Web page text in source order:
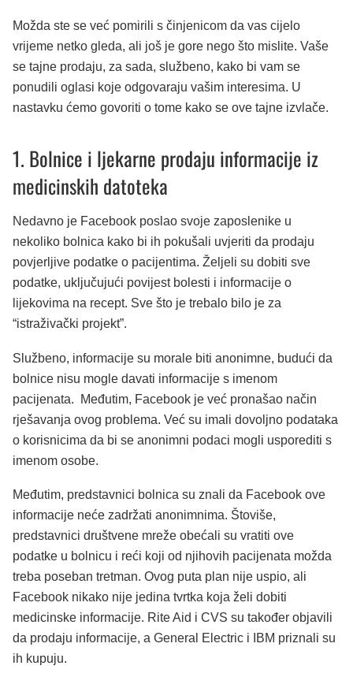
Možda ste se već pomirili s činjenicom da vas cijelo
vrijeme netko gleda, ali još je gore nego što mislite. Vaše
se tajne prodaju, za sada, službeno, kako bi vam se
ponudili oglasi koje odgovaraju vašim interesima. U
nastavku ćemo govoriti o tome kako se ove tajne izvlače.
1. Bolnice i ljekarne prodaju informacije iz
medicinskih datoteka
Nedavno je Facebook poslao svoje zaposlenike u
nekoliko bolnica kako bi ih pokušali uvjeriti da prodaju
povjerljive podatke o pacijentima. Željeli su dobiti sve
podatke, uključujući povijest bolesti i informacije o
lijekovima na recept. Sve što je trebalo bilo je za
“istraživački projekt”.
Službeno, informacije su morale biti anonimne, budući da
bolnice nisu mogle davati informacije s imenom
pacijenata. Međutim, Facebook je već pronašao način
rješavanja ovog problema. Već su imali dovoljno podataka
o korisnicima da bi se anonimni podaci mogli usporediti s
imenom osobe.
Međutim, predstavnici bolnica su znali da Facebook ove
informacije neće zadržati anonimnima. Štoviše,
predstavnici društvene mreže obećali su vratiti ove
podatke u bolnicu i reći koji od njihovih pacijenata možda
treba poseban tretman. Ovog puta plan nije uspio, ali
Facebook nikako nije jedina tvrtka koja želi dobiti
medicinske informacije. Rite Aid i CVS su također objavili
da prodaju informacije, a General Electric i IBM priznali su
ih kupuju.